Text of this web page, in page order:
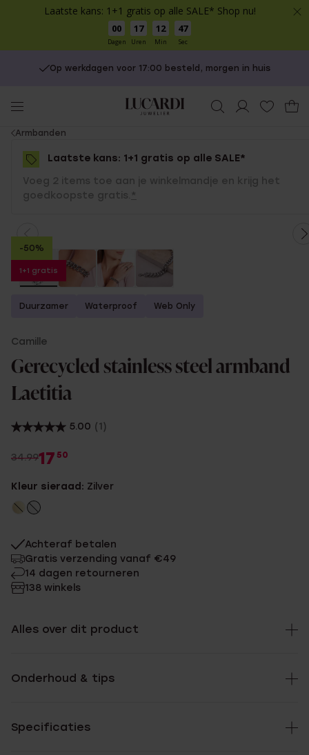
Laatste kans: 1+1 gratis op alle SALE* Shop nu!
00
Dagen
17
Uren
12
Min
47
Sec
Op werkdagen voor 17:00 besteld, morgen in huis
You
are
here:
Armbanden
Laatste kans: 1+1 gratis op alle SALE*
Voeg 2 items toe aan je winkelmandje en krijg het
goedkoopste gratis. *
-50%
1+1 gratis
Duurzamer Waterproof Web Only
Camille
Gerecycled stainless steel armband
Laetitia
5.00 (1)
34.9917 50
Kleur sieraad: Zilver
Achteraf betalen
Gratis verzending vanaf €49
14 dagen retourneren
138 winkels
Alles over dit product
Onderhoud & tips
Specificaties